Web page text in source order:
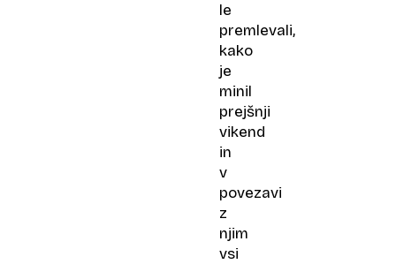
le
premlevali,
kako
je
minil
prejšnji
vikend
in
v
povezavi
z
njim
vsi